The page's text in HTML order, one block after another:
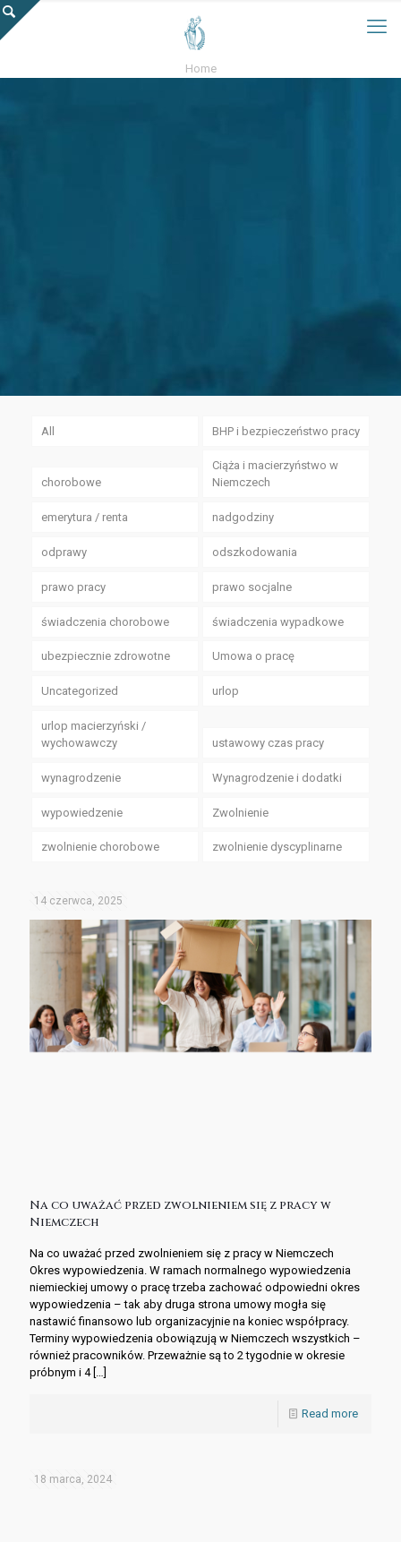
Home
All BHP i bezpieczeństwo pracy
chorobowe
Ciąża i macierzyństwo w
Niemczech
emerytura / renta nadgodziny
odprawy odszkodowania
prawo pracy prawo socjalne
świadczenia chorobowe świadczenia wypadkowe
ubezpiecznie zdrowotne Umowa o pracę
Uncategorized urlop
urlop macierzyński /
wychowawczy
ustawowy czas pracy
wynagrodzenie Wynagrodzenie i dodatki
wypowiedzenie Zwolnienie
zwolnienie chorobowe zwolnienie dyscyplinarne
14 czerwca, 2025
Na co uważać przed zwolnieniem się z pracy w
Niemczech
Na co uważać przed zwolnieniem się z pracy w Niemczech ​
Okres wypowiedzenia. W ramach normalnego wypowiedzenia
niemieckiej umowy o pracę trzeba zachować odpowiedni okres
wypowiedzenia – tak aby druga strona umowy mogła się
nastawić finansowo lub organizacyjnie na koniec współpracy.
Terminy wypowiedzenia obowiązują w Niemczech wszystkich –
również pracowników. Przeważnie są to 2 tygodnie w okresie
próbnym i 4[…]
Read more
18 marca, 2024